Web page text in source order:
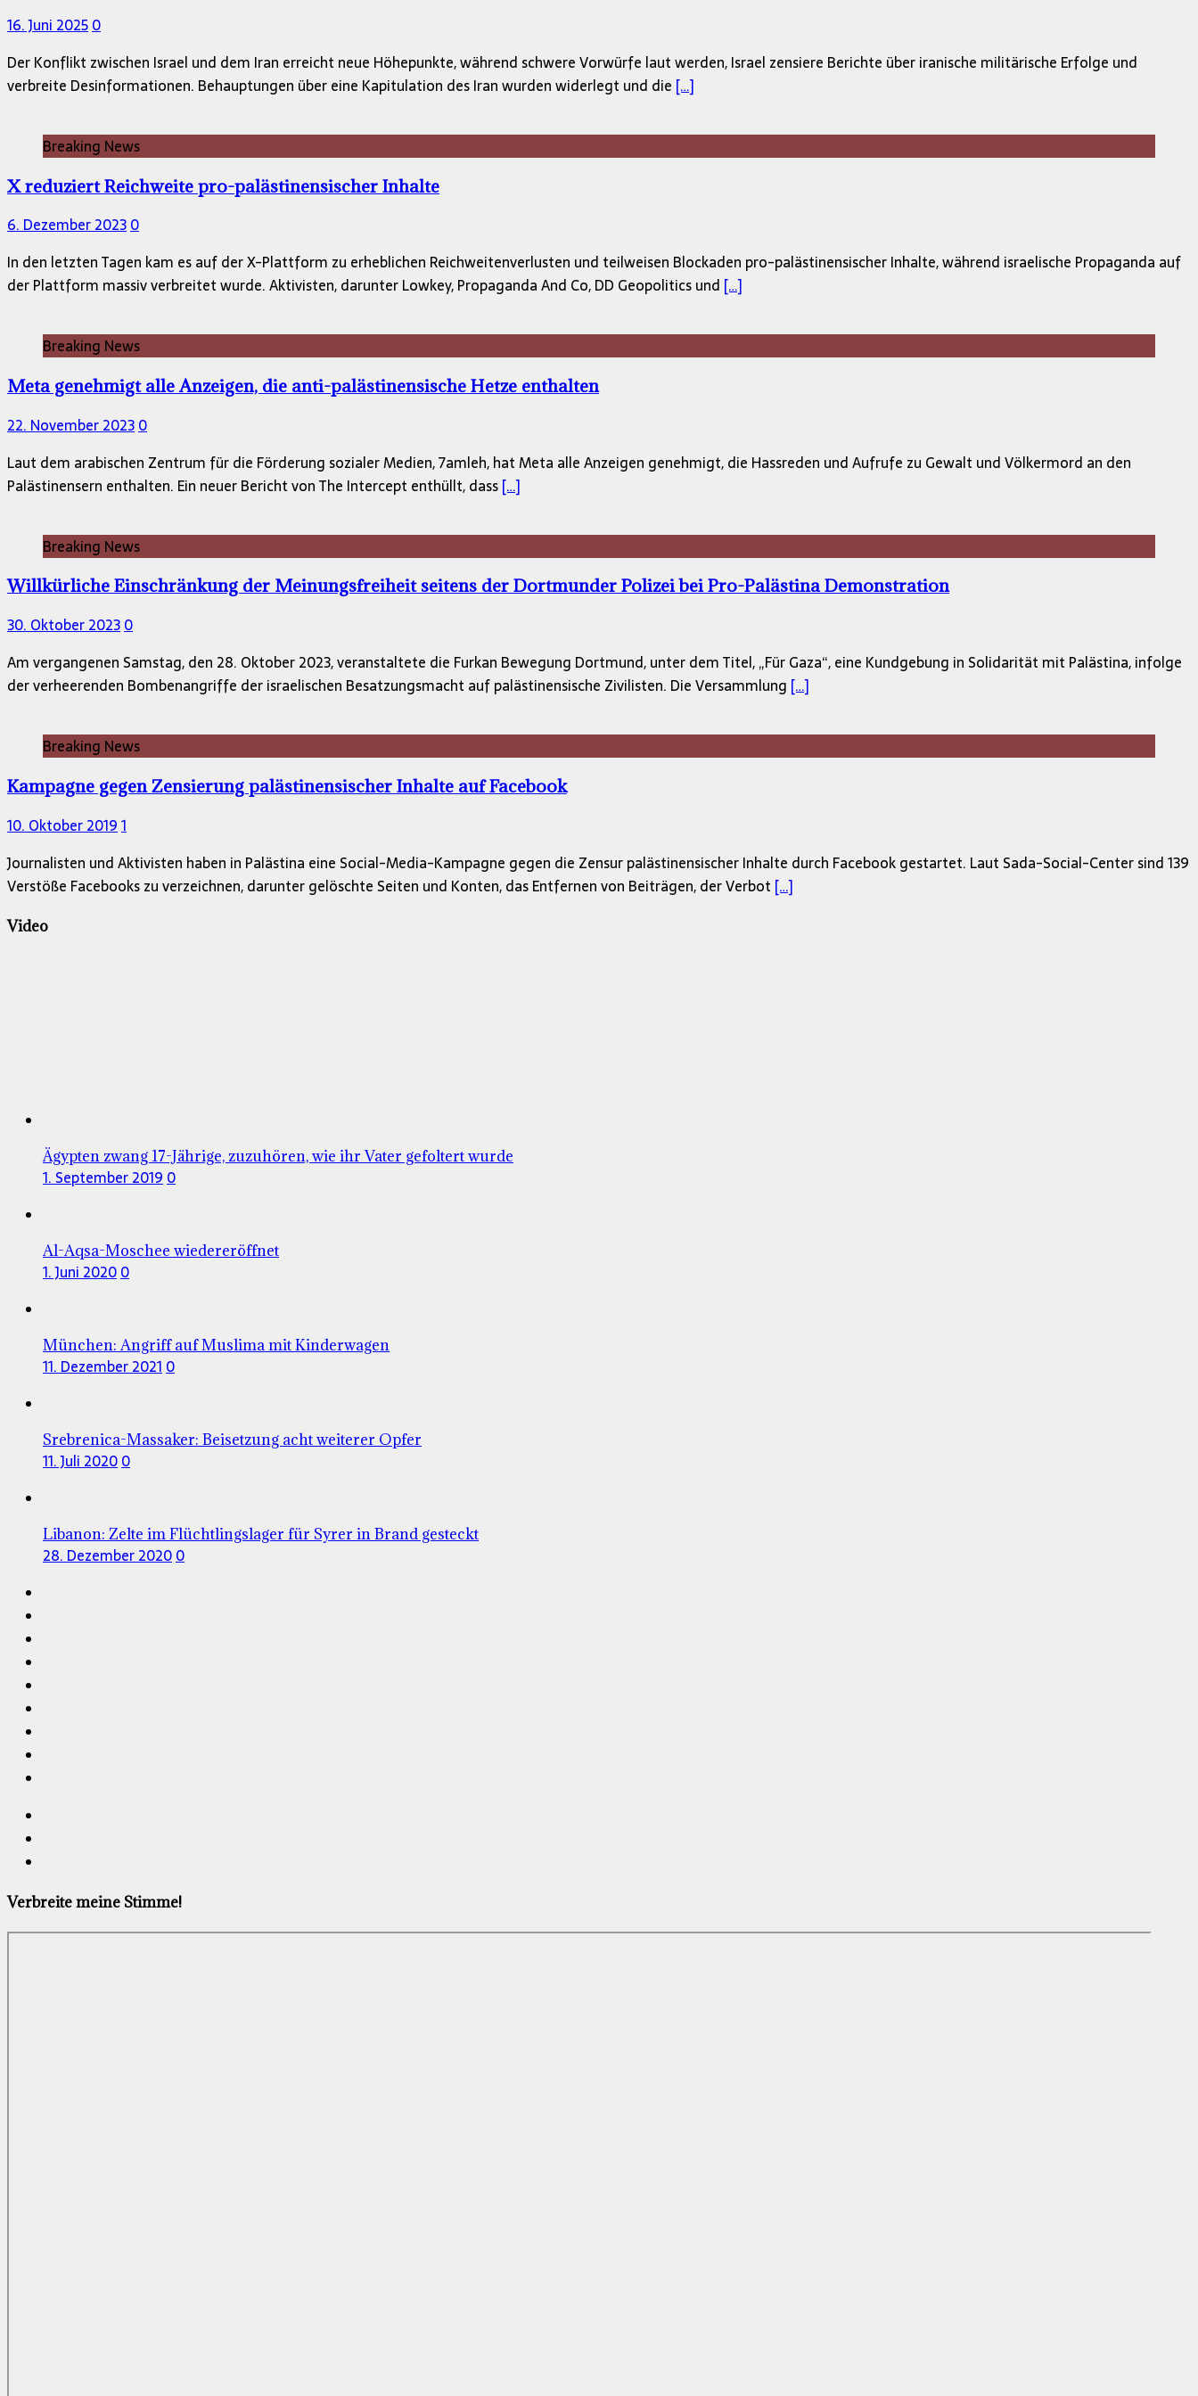
16. Juni 20250
Der Konflikt zwischen Israel und dem Iran erreicht neue Höhepunkte, während schwere Vorwürfe laut werden, Israel zensiere Berichte über iranische militärische Erfolge und
verbreite Desinformationen. Behauptungen über eine Kapitulation des Iran wurden widerlegt und die […]
Breaking News
X reduziert Reichweite pro-palästinensischer Inhalte
6. Dezember 20230
In den letzten Tagen kam es auf der X-Plattform zu erheblichen Reichweitenverlusten und teilweisen Blockaden pro-palästinensischer Inhalte, während israelische Propaganda auf
der Plattform massiv verbreitet wurde. Aktivisten, darunter Lowkey, Propaganda And Co, DD Geopolitics und […]
Breaking News
Meta genehmigt alle Anzeigen, die anti-palästinensische Hetze enthalten
22. November 20230
Laut dem arabischen Zentrum für die Förderung sozialer Medien, 7amleh, hat Meta alle Anzeigen genehmigt, die Hassreden und Aufrufe zu Gewalt und Völkermord an den
Palästinensern enthalten. Ein neuer Bericht von The Intercept enthüllt, dass[…]
Breaking News
Willkürliche Einschränkung der Meinungsfreiheit seitens der Dortmunder Polizei bei Pro-Palästina Demonstration
30. Oktober 20230
Am vergangenen Samstag, den 28. Oktober 2023, veranstaltete die Furkan Bewegung Dortmund, unter dem Titel, „Für Gaza“, eine Kundgebung in Solidarität mit Palästina, infolge
der verheerenden Bombenangriffe der israelischen Besatzungsmacht auf palästinensische Zivilisten. Die Versammlung […]
Breaking News
Kampagne gegen Zensierung palästinensischer Inhalte auf Facebook
10. Oktober 20191
Journalisten und Aktivisten haben in Palästina eine Social-Media-Kampagne gegen die Zensur palästinensischer Inhalte durch Facebook gestartet. Laut Sada-Social-Center sind 139
Verstöße Facebooks zu verzeichnen, darunter gelöschte Seiten und Konten, das Entfernen von Beiträgen, der Verbot […]
Video
Ägypten zwang 17-Jährige, zuzuhören, wie ihr Vater gefoltert wurde
1. September 2019 0
Al-Aqsa-Moschee wiedereröffnet
1. Juni 20200
München: Angriff auf Muslima mit Kinderwagen
11. Dezember 2021 0
Srebrenica-Massaker: Beisetzung acht weiterer Opfer
11. Juli 20200
Libanon: Zelte im Flüchtlingslager für Syrer in Brand gesteckt
28. Dezember 20200
Verbreite meine Stimme!